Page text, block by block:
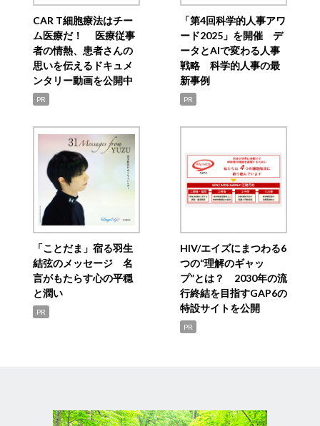
CAR T細胞療法はチー
ム医療だ！ 医療従事
者の情熱、患者さんの
思いを伝えるドキュメ
ンタリー動画を公開中
PR
「第4回科学的人事アワ
ード2025」を開催 デ
ータとAIで変わる人事
戦略 科学的人事の最
新事例
PR
「ことだま」宿る羽生
結弦のメッセージ 名
言がもたらす心の平穏
と潤い
PR
HIV/エイズにまつわる6
つの“理解のギャッ
プ”とは？ 2030年の流
行終結を目指すGAP6の
特設サイトを公開
PR